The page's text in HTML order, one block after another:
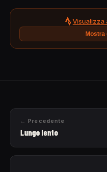
Visualizza
Mostra
← Precedente
Lungo lento